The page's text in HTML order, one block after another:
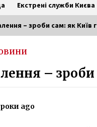
Екстрені служби Києва
«зелені карти»: як
перед бурею: фото
– зроби сам: як Київ
– зроби
ago